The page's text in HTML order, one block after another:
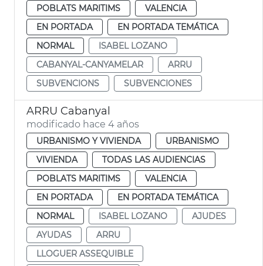
POBLATS MARITIMS
VALENCIA
EN PORTADA
EN PORTADA TEMÁTICA
NORMAL
ISABEL LOZANO
CABANYAL-CANYAMELAR
ARRU
SUBVENCIONS
SUBVENCIONES
ARRU Cabanyal
modificado hace 4 años
URBANISMO Y VIVIENDA
URBANISMO
VIVIENDA
TODAS LAS AUDIENCIAS
POBLATS MARITIMS
VALENCIA
EN PORTADA
EN PORTADA TEMÁTICA
NORMAL
ISABEL LOZANO
AJUDES
AYUDAS
ARRU
LLOGUER ASSEQUIBLE